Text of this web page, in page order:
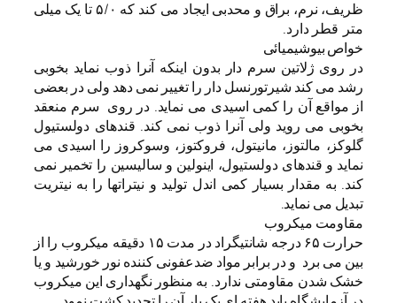
ظریف، نرم، براق و محدبی ایجاد می کند که ۵/۰ تا یک میلی
متر قطر دارد.
خواص بیوشیمیائی
در روی ژلاتین سرم دار بدون اینکه آنرا ذوب نماید بخوبی
رشد می کند شیرتورنسل دار را تغییر نمی دهد ولی در بعضی
از مواقع آن را کمی اسیدی می نماید. در روی سرم منعقد
بخوبی می روید ولی آنرا ذوب نمی کند. قندهای دولستیول
گلوکز، مالتوز، مانیتول، فروکتوز، وسوکروز را اسیدی می
نماید و قندهای دولستیول، اینولین و سالیسین را تخمیر نمی
کند. به مقدار بسیار کمی اندل تولید و نیتراتها را به نیتریت
تبدیل می نماید.
مقاومت میکروب
حرارت ۶۵ درجه شانتیگراد در مدت ۱۵ دقیقه میکروب را از
بین می برد و در برابر مواد ضدعفونی کننده نور خورشید و یا
خشک شدن مقاومتی ندارد. به منظور نگهداری این میکروب